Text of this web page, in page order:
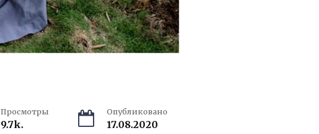
Просмотры
9.7k.
Опубликовано
17.08.2020